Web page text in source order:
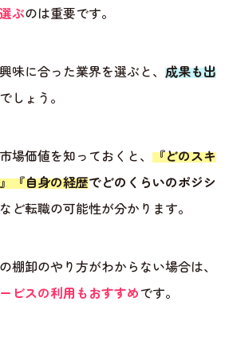
ぶのは重要です。
味に合った業界を選ぶと、 成果も出
でしょう。
場価値を知っておくと、 『どのスキ
『自身の経歴でどのくらいのポジシ
など転職の可能性が分かります。
棚卸のやり方がわからない場合は、
ビスの利用もおすすめです。